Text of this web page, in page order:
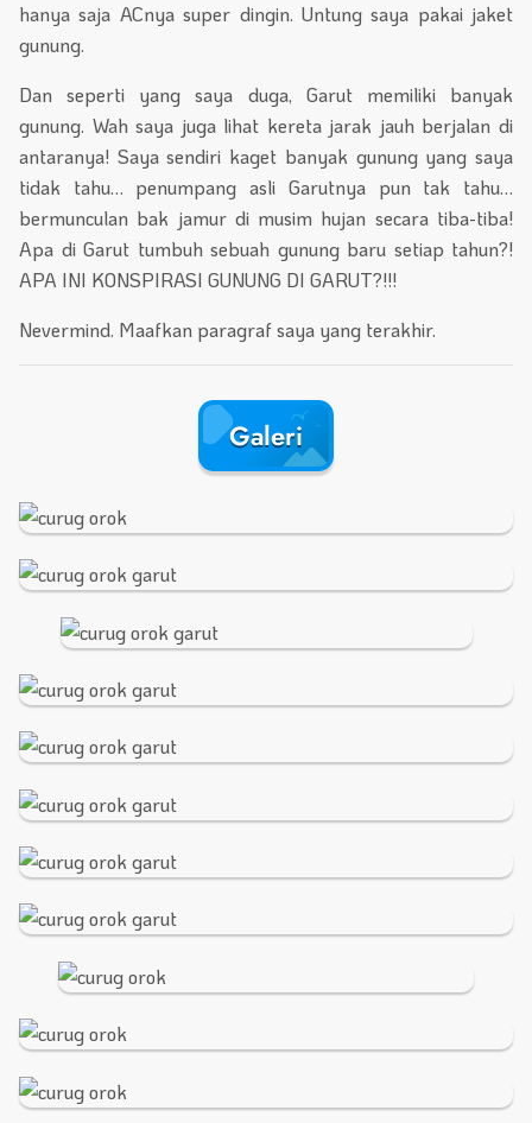
hanya saja ACnya super dingin. Untung saya pakai jaket
gunung.
Dan seperti yang saya duga, Garut memiliki banyak
gunung. Wah saya juga lihat kereta jarak jauh berjalan di
antaranya! Saya sendiri kaget banyak gunung yang saya
tidak tahu… penumpang asli Garutnya pun tak tahu…
bermunculan bak jamur di musim hujan secara tiba-tiba!
Apa di Garut tumbuh sebuah gunung baru setiap tahun?!
APA INI KONSPIRASI GUNUNG DI GARUT?!!!
Nevermind. Maafkan paragraf saya yang terakhir.
Galeri